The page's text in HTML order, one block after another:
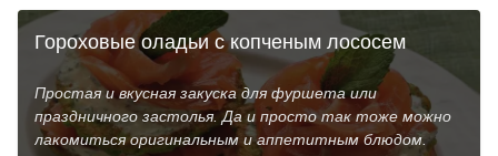
Гороховые оладьи с копченым лососем
Простая и вкусная закуска для фуршета или
праздничного застолья. Да и просто так тоже можно
лакомиться оригинальным и аппетитным блюдом.